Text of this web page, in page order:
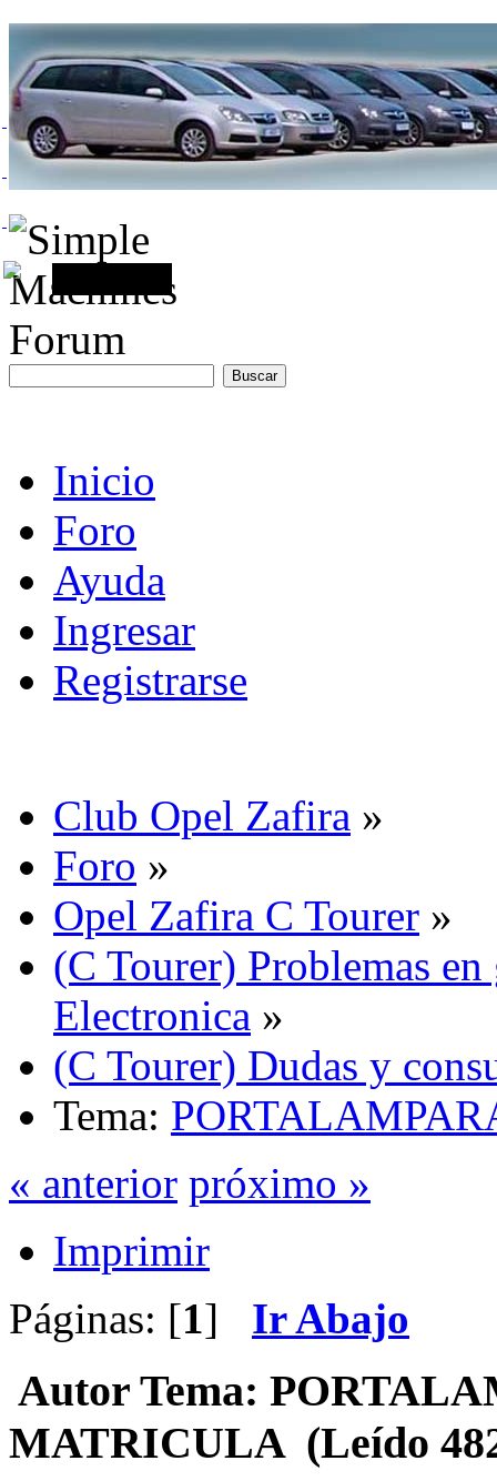
Inicio
Foro
Ayuda
Ingresar
Registrarse
Club Opel Zafira »
Foro »
Opel Zafira C Tourer »
(C Tourer) Problemas
Electronica »
(C Tourer) Dudas y
Tema:
« anterior próximo »
Imprimir
Páginas: [1] Ir Abajo
Autor Tema:
MATRICULA (Leído